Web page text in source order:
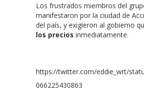
Los frustrados miembros del
manifestaron por la ciudad de
del país, y exigieron al gobierno
los precios inmediatamente.
https://twitter.com/eddie_wrt/
066225430863